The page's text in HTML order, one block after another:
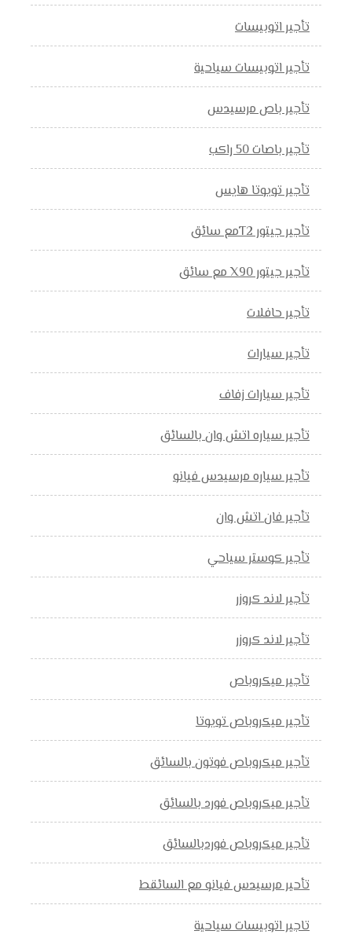
تأجير اتوبيسات
تأجير اتوبيسات سياحية
تأجير باص مرسيدس
تأجير باصات 50 راكب
تأجير تويوتا هايس
تأجير جيتور T2مع سائق
تأجير جيتور X90 مع سائق
تأجير حافلات
تأجير سيارات
تأجير سيارات زفاف
تأجير سياره اتش وان بالسائق
تأجير سياره مرسيدس فيانو
تأجير فان اتش وان
تأجير كوستر سياحي
تأجير لاند كروزر
تأجير لاند كروزر
تأجير ميكروباص
تأجير ميكروباص تويوتا
تأجير ميكروباص فوتون بالسائق
تأجير ميكروباص فورد بالسائق
تأجير ميكروباص فوردبالسائق
تأحير مرسيدس فيانو مع السائقط
تاجير اتوبيسات سياحية